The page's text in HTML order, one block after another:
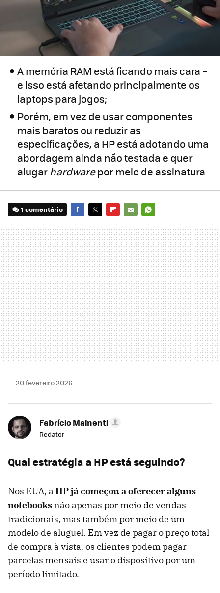
A memória RAM está ficando mais cara –
e isso está afetando principalmente os
laptops para jogos;
Porém, em vez de usar componentes
mais baratos ou reduzir as
especificações, a HP está adotando uma
abordagem ainda não testada e quer
alugarhardwarepor meio de assinatura
1 comentário
MAIL
20 fevereiro 2026
Fabrício Mainenti
Redator
Qual estratégia a HP está seguindo?
Nos EUA, a HP já começou a oferecer alguns
notebooks não apenas por meio de vendas
tradicionais, mas também por meio de um
modelo de aluguel. Em vez de pagar o preço total
de compra à vista, os clientes podem pagar
parcelas mensais e usar o dispositivo por um
período limitado.